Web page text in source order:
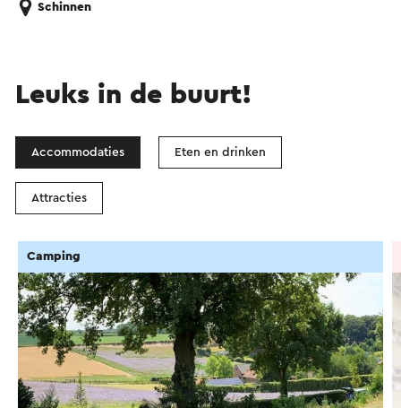
Schinnen
Leuks in de buurt!
Accommodaties Eten en drinken
Attracties
Camping